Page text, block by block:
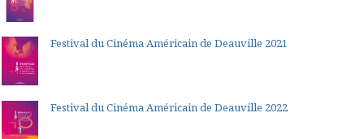
Festival du Cinéma Américain de Deauville 2021
Festival du Cinéma Américain de Deauville 2022